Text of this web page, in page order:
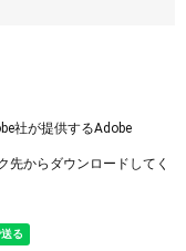
社が提供するAdobe
先からダウンロードしてく